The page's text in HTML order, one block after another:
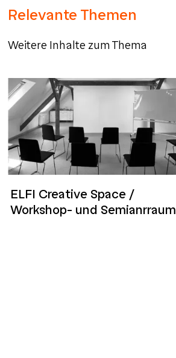
Relevante Themen
Weitere Inhalte zum Thema
ELFI Creative Space /
Workshop- und Semianrraum